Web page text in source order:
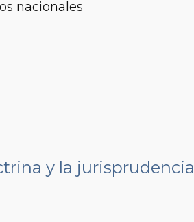
nacionales
y la jurisprudencia